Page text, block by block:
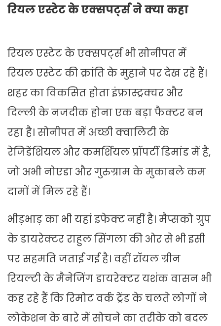
रियल एस्टेट के एक्सपर्ट्स ने क्या कहा
रियल एस्टेट के एक्सपर्ट्स भी सोनीपत में
रियल एस्टेट की क्रांति के मुहाने पर देख रहे हैं।
शहर का विकसित होता इंफ्रास्ट्रक्चर और
दिल्ली के नजदीक होना एक बड़ा फैक्टर बन
रहा है। सोनीपत में अच्छी क्वालिटी के
रेजिडेंशियल और कमर्शियल प्रॉपर्टी डिमांड में है,
जो अभी नोएडा और गुरुग्राम के मुकाबले कम
दामों में मिल रहे हैं।
भीड़भाड़ का भी यहां इफेक्ट नहीं है। मैप्सको ग्रुप
के डायरेक्टर राहुल सिंगला की ओर से भी इसी
पर सहमति जताई गई है। वहीं रॉयल ग्रीन
रियल्टी के मैनेजिंग डायरेक्टर यशंक वासन भी
कह रहे हैं कि रिमोट वर्क ट्रेंड के चलते लोगों ने
लोकेशन के बारे में सोचने का तरीके को बदल